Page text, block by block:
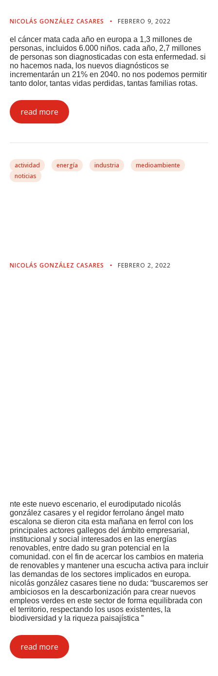
NICOLÁS GONZÁLEZ CASARES FEBRERO 9, 2022
el cáncer mata cada año en europa a 1,3 millones de
personas, incluidos 6.000 niños. cada año, 2,7 millones
de personas son diagnosticadas con esta enfermedad. si
no hacemos nada, los nuevos diagnósticos se
incrementarán un 21% en 2040. no nos podemos permitir
tanto dolor, tantas vidas perdidas, tantas familias rotas.
read more
actividad energía industria
medioambiente
noticias
NICOLÁS GONZÁLEZ CASARES FEBRERO 2, 2022
nte este nuevo escenario, el eurodiputado nicolás
gonzález casares y el regidor ferrolano ángel mato
escalona se dieron cita esta mañana en ferrol con los
principales actores gallegos del ámbito empresarial,
institucional y social interesados en las energías
renovables, entre dado su gran potencial en la
comunidad. con el fin de acercar los cambios en materia
de renovables y mantener una escucha activa para incluir
las demandas de los sectores implicados en europa.
nicolás gonzález casares tiene no duda: “buscaremos ser
ambiciosos en la descarbonización para crear nuevos
empleos verdes en este sector de forma equilibrada con
el territorio, respectando los usos existentes, la
biodiversidad y la riqueza paisajística ”
read more